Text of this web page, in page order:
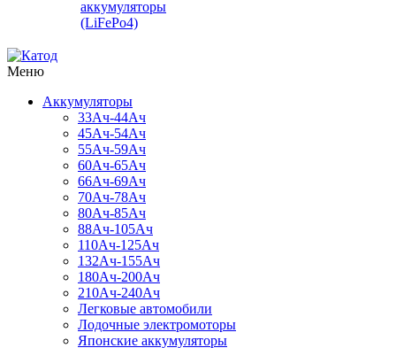
аккумуляторы
(LiFePo4)
Меню
Аккумуляторы
33Ач-44Ач
45Ач-54Ач
55Ач-59Ач
60Ач-65Ач
66Ач-69Ач
70Ач-78Ач
80Ач-85Ач
88Ач-105Ач
110Ач-125Ач
132Ач-155Ач
180Ач-200Ач
210Ач-240Ач
Легковые автомобили
Лодочные электромоторы
Японские аккумуляторы